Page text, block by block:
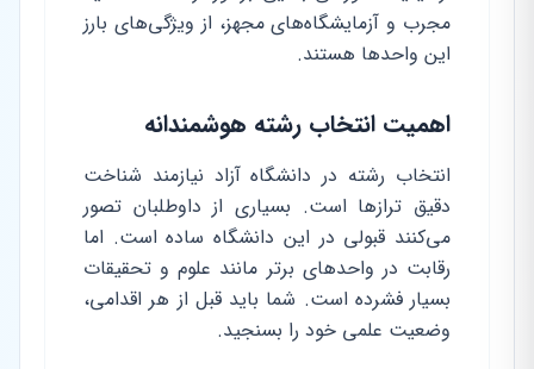
مجرب و آزمایشگاه‌های مجهز، از ویژگی‌های بارز
این واحدها هستند.
اهمیت انتخاب رشته هوشمندانه
انتخاب رشته در دانشگاه آزاد نیازمند شناخت
دقیق ترازها است. بسیاری از داوطلبان تصور
می‌کنند قبولی در این دانشگاه ساده است. اما
رقابت در واحدهای برتر مانند علوم و تحقیقات
بسیار فشرده است. شما باید قبل از هر اقدامی،
وضعیت علمی خود را بسنجید.